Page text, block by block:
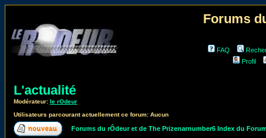
Forums
FAQ
Profil
L'actualité
Modérateur: le rOdeur
Utilisateurs parcourant actuellement ce forum: Aucun
Forums du rÔdeur et de The Prizenarnumber6 Index du